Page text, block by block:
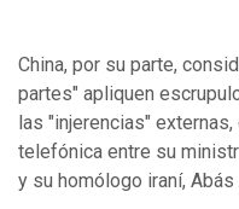
China, por su parte,
partes" apliquen
las "injerencias"
telefónica entre su
y su homólogo iraní,